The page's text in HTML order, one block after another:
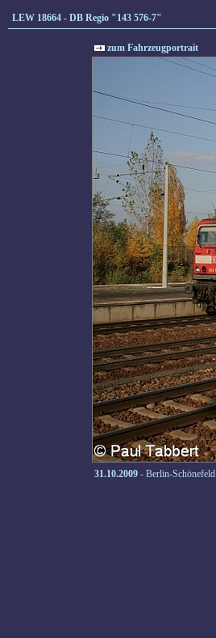
LEW 18664 - DB Regio "143 576-7"
zum Fahrzeugportrait
31.10.2009 - Berlin-Schönefeld